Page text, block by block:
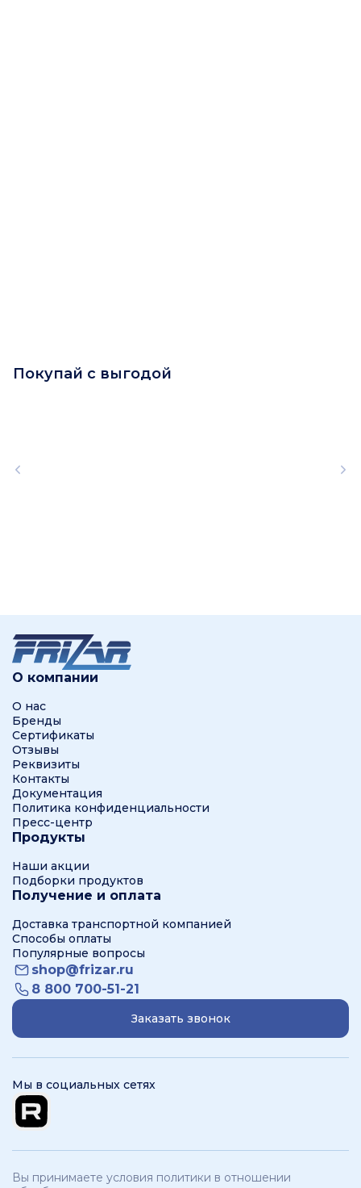
Покупай с выгодой
О компании
О нас
Бренды
Сертификаты
Отзывы
Реквизиты
Контакты
Документация
Политика конфиденциальности
Пресс-центр
Продукты
Наши акции
Подборки продуктов
Получение и оплата
Доставка транспортной компанией
Способы оплаты
Популярные вопросы
shop@frizar.ru
8 800 700-51-21
Заказать звонок
Мы в социальных сетях
Вы принимаете условия политики в отношении